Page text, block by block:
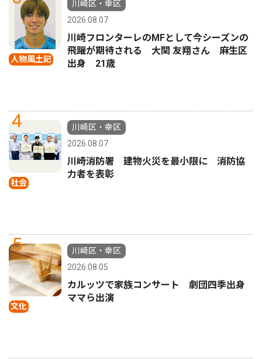
人物風土記
川崎区・幸区
2026.08.07
川崎フロンターレのMFとして今シーズンの
飛躍が期待される 大関 友翔さん 麻生区
出身 21歳
4
社会
川崎区・幸区
2026.08.07
川崎消防署 建物火災を最小限に 消防協
力者を表彰
5
文化
川崎区・幸区
2026.08.05
カルッツで家族コンサート 劇団四季出身
ママら出演